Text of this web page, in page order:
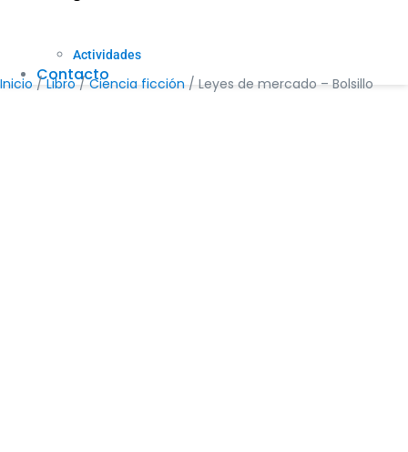
Actividades
Contacto
Inicio /Libro/Ciencia ficción / Leyes de mercado – Bolsillo